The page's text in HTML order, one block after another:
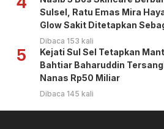
Sulsel, Ratu Emas Mira
Glow Sakit Ditetapkan
Dibaca 153 kali
5
Kejati Sul Sel Tetapkan
Bahtiar Baharuddin
Nanas Rp50 Miliar
Dibaca 145 kali